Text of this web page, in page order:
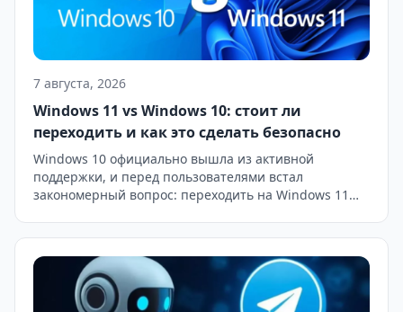
7 августа, 2026
Windows 11 vs Windows 10: стоит ли
переходить и как это сделать безопасно
Windows 10 официально вышла из активной
поддержки, и перед пользователями встал
закономерный вопрос: переходить на Windows 11
кому пока можно не спешить, и как скачать Windows
11 безопасно, не рискуя нарваться на
модифицированную сборку […]